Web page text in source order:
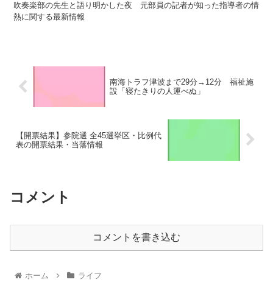
吹奏楽部の先生と語り明かした夜 元部員の記者が知った指導者の情
熱に関する最新情報
南海トラフ津波まで29分→12分 福祉施
設「寝たきりの人運べぬ」
【開票結果】参院選 全45選挙区・比例代
表の開票結果・当落情報
コメント
コメントを書き込む
ホーム ライフ